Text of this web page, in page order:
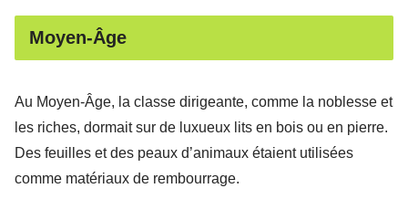
Moyen-Âge
Au Moyen-Âge, la classe dirigeante, comme la noblesse et
les riches, dormait sur de luxueux lits en bois ou en pierre.
Des feuilles et des peaux d’animaux étaient utilisées
comme matériaux de rembourrage.